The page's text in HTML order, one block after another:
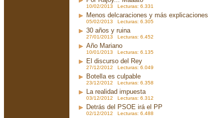
10/02/2013 Lecturas: 6.331
Menos delcaraciones y más explicaciones
05/02/2013 Lecturas: 6.305
30 años y ruina
27/01/2013 Lecturas: 6.452
Año Mariano
10/01/2013 Lecturas: 6.135
El discurso del Rey
27/12/2012 Lecturas: 6.049
Botella es culpable
23/12/2012 Lecturas: 6.358
La realidad impuesta
03/12/2012 Lecturas: 6.312
Detrás del PSOE irá el PP
02/12/2012 Lecturas: 6.488